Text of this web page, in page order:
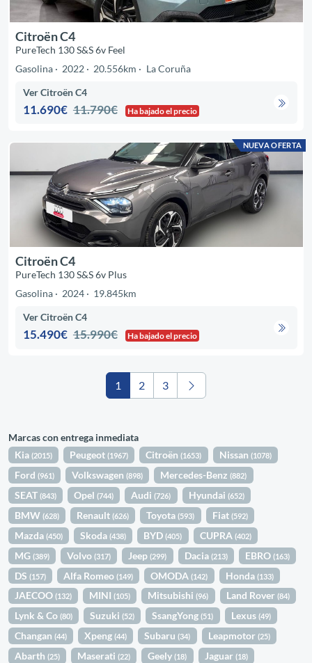
Citroën C4
PureTech 130 S&S 6v Feel
Gasolina
2022 20.556km La Coruña
Ver Citroën C4
11.690€ 11.790€ Ha bajado el precio
NUEVA OFERTA
Citroën C4
PureTech 130 S&S 6v Plus
Gasolina
2024 19.845km
Ver Citroën C4
15.490€ 15.990€ Ha bajado el precio
1 2 3
Marcas con entrega inmediata
Kia(2015) Peugeot(1967) Citroën(1653) Nissan (1078)
Ford(961) Volkswagen(898) Mercedes-Benz(882)
SEAT(843) Opel(744) Audi(726) Hyundai (652)
BMW(628) Renault(626) Toyota(593) Fiat (592)
Mazda(450) Skoda(438) BYD(405) CUPRA (402)
MG(389) Volvo(317) Jeep(299) Dacia (213) EBRO (163)
DS(157) Alfa Romeo(149) OMODA(142) Honda (133)
JAECOO(132) MINI(105) Mitsubishi(96) Land Rover (84)
Lynk & Co(80) Suzuki(52) SsangYong(51) Lexus (49)
Changan(44) Xpeng(44) Subaru(34) Leapmotor (25)
Abarth(25) Maserati(22) Geely(18) Jaguar (18)